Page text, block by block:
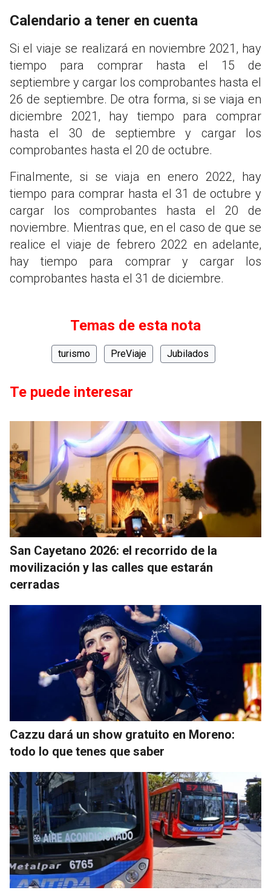
Calendario a tener en cuenta
Si el viaje se realizará en noviembre 2021, hay
tiempo para comprar hasta el 15 de
septiembre y cargar los comprobantes hasta el
26 de septiembre. De otra forma, si se viaja en
diciembre 2021, hay tiempo para comprar
hasta el 30 de septiembre y cargar los
comprobantes hasta el 20 de octubre.
Finalmente, si se viaja en enero 2022, hay
tiempo para comprar hasta el 31 de octubre y
cargar los comprobantes hasta el 20 de
noviembre. Mientras que, en el caso de que se
realice el viaje de febrero 2022 en adelante,
hay tiempo para comprar y cargar los
comprobantes hasta el 31 de diciembre.
Temas de esta nota
turismo PreViaje Jubilados
Te puede interesar
San Cayetano 2026: el recorrido de la
movilización y las calles que estarán
cerradas
Cazzu dará un show gratuito en Moreno:
todo lo que tenes que saber